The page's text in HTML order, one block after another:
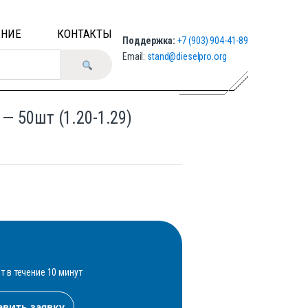
КОНТАКТЫ
Поддержка: +7 (903) 904-41-89
Email: stand@dieselpro.org
50шт (1.20-1.29)
в течение 10 минут